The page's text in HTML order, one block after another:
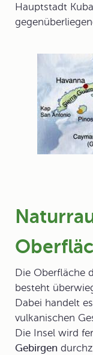
Hauptstadt
Die Oberfläche
besteht
Dabei handelt
vulkanischen
Die Insel wird
Gebirgen